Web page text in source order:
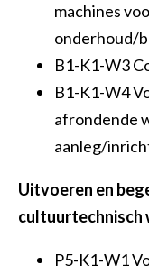
machines
onderhoud/
B1-K1-W3
B1-K1-W4
afrondende
aanleg/
Uitvoeren en
cultuurtechnisch
P5-K1-W1